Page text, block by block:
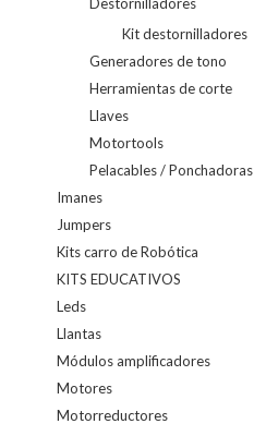
Kit destornilladores
Generadores de tono
Herramientas de corte
Llaves
Motortools
Pelacables / Ponchadoras
Imanes
Jumpers
Kits carro de Robótica
KITS EDUCATIVOS
Leds
Llantas
Módulos amplificadores
Motores
Motorreductores